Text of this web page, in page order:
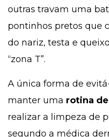
outras travam uma
pontinhos pretos que
do nariz, testa e
“zona T”.
A única forma de
manter uma rotina
realizar a limpeza de
segundo a médica